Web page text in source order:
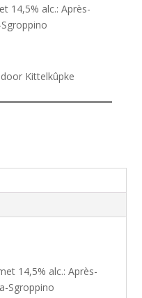
14,5% alc.: Après-
Kittelkûpke
14,5% alc.: Après-
Sgroppino